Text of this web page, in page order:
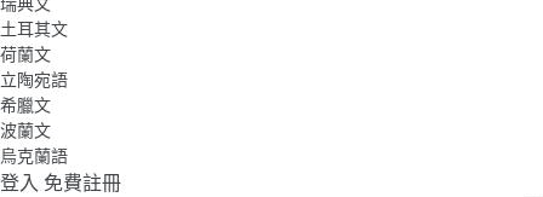
土耳其文
荷蘭文
立陶宛語
希臘文
波蘭文
烏克蘭語
登入 免費註冊